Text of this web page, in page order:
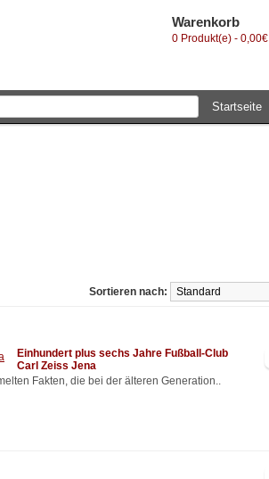
Warenkorb
0 Produkt(e) - 0,00€
Startseite
Sortieren nach:
Einhundert plus sechs Jahre Fußball-Club
Carl Zeiss Jena
Fakten, die bei der älteren Generation..